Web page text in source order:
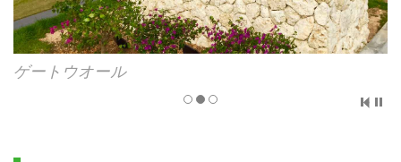
ゲートウオール